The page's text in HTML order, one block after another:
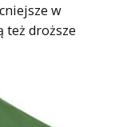
w
też droższe